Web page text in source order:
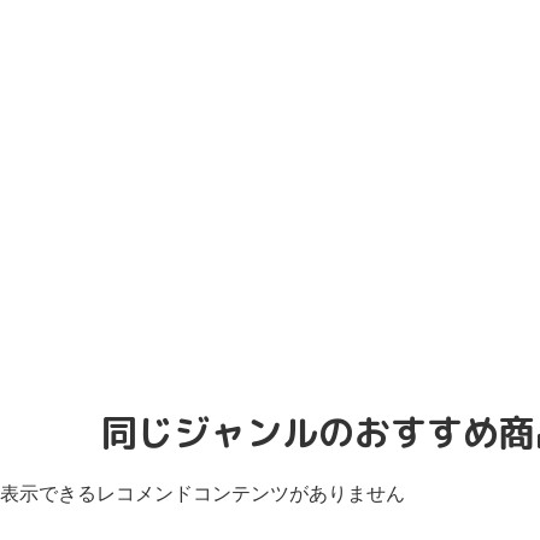
同じジャンルのおすすめ
表示できるレコメンドコンテンツがありません